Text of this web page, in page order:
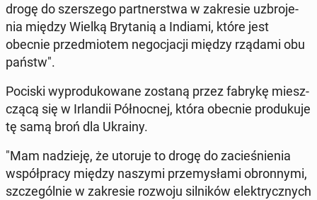
drogę do szer­sze­go part­ner­stwa w za­kre­sie uzbro­je­
nia między Wielką Bry­ta­nią a Indiami, które jest
obecnie przed­mio­tem ne­go­cja­cji między rządami obu
państw".
Pociski wy­pro­du­ko­wa­ne zostaną przez fabrykę miesz­
czą­cą się w Ir­lan­dii Pół­noc­nej, która obecnie pro­du­ku­je
tę samą broń dla Ukrainy.
"Mam na­dzie­ję, że utoruje to drogę do za­cie­śnie­nia
współ­pra­cy między naszymi prze­my­sła­mi obron­ny­mi,
szcze­gól­nie w za­kre­sie rozwoju sil­ni­ków elek­trycz­nych